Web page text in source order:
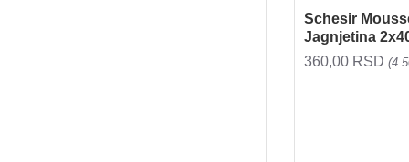
Schesir
Jagnjetina
360,00 RSD